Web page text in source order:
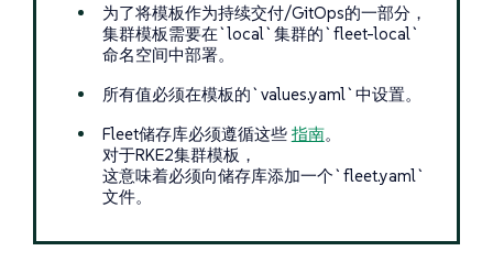
为了将模板作为持续交付/GitOps的一部分，
集群模板需要在`local`集群的`fleet-local`
命名空间中部署。
所有值必须在模板的`values.yaml`中设置。
Fleet储存库必须遵循这些 指南。
对于RKE2集群模板，
这意味着必须向储存库添加一个`fleet.yaml`
文件。